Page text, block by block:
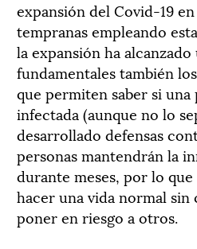
expansión del Covid-19
tempranas empleando
la expansión ha
fundamentales también
que permiten saber si una
infectada (aunque no lo
desarrollado defensas
personas mantendrán la
durante meses, por lo
hacer una vida normal
poner en riesgo a otros.